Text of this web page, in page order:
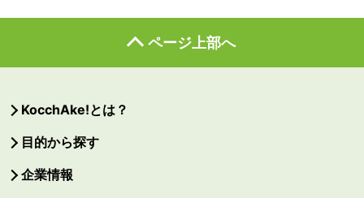
ページ上部へ
KocchAke!とは？
目的から探す
企業情報